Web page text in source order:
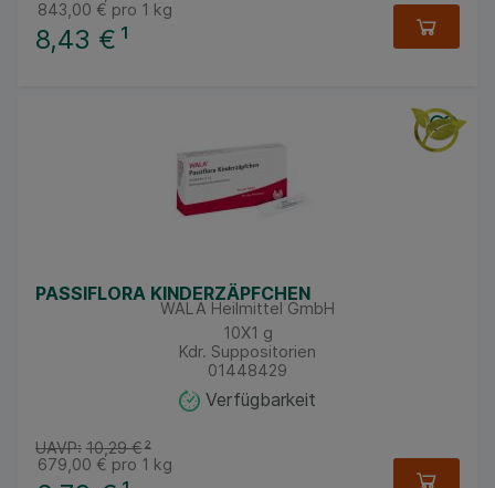
8,43 € ¹
843,00 € pro 1 kg
PASSIFLORA KINDERZÄPFCHEN
WALA Heilmittel GmbH
10X1 g
Kdr. Suppositorien
01448429
Verfügbarkeit
UAVP: 10,29 €²
679,00 € pro 1 kg